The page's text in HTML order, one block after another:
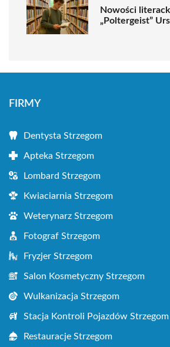
Nowości
„Poltergeist”
FIRMY
Dentysta Strzegom
Apteka Strzegom
Lombard Strzegom
Kwiaciarnia Strzegom
Weterynarz Strzegom
Fotograf Strzegom
Fryzjer Strzegom
Salon Kosmetyczny Strzegom
Wulkanizacja Strzegom
Stacja Kontroli Pojazdów Strzegom
Restauracje Strzegom